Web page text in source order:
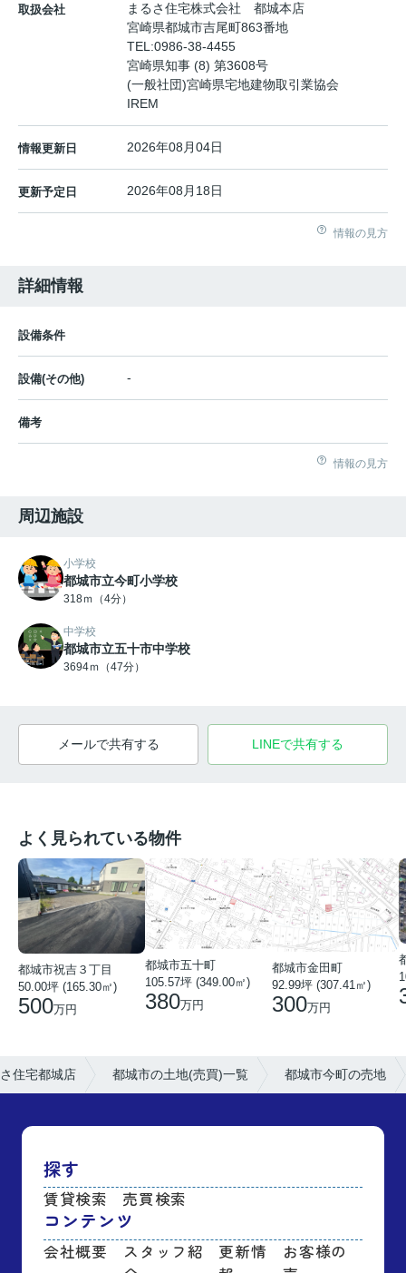
取扱会社
まるさ住宅株式会社 都城本店
宮崎県都城市吉尾町863番地
TEL:0986-38-4455
宮崎県知事 (8) 第3608号
(一般社団)宮崎県宅地建物取引業協会
IREM
情報更新日 2026年08月04日
更新予定日 2026年08月18日
情報の見方
詳細情報
設備条件
設備(その他) -
備考
情報の見方
周辺施設
小学校
都城市立今町小学校
318ｍ（4分）
中学校
都城市立五十市中学校
3694ｍ（47分）
メールで共有する LINEで共有する
よく見られている物件
都城市祝吉３丁目
50.00坪 (165.30㎡)
500万円
都城市五十町
105.57坪 (349.00㎡)
380万円
都城市金田町
92.99坪 (307.41㎡)
300万円
住宅都城店 都城市の土地(売買)一覧 都城市今町の売地
探す
賃貸検索 売買検索
コンテンツ
会社概要
スタッフ紹
更新情
お客様の